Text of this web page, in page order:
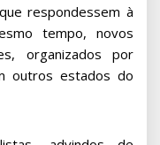
respondessem à
tempo, novos
organizados por
outros estados do